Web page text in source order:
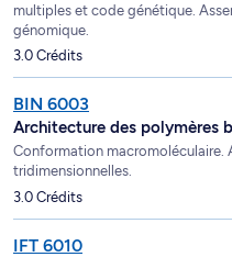
multiples et code génétique.
génomique.
3.0 Crédits
BIN 6003
Architecture des polymères
Conformation macromoléculaire.
tridimensionnelles.
3.0 Crédits
IFT 6010